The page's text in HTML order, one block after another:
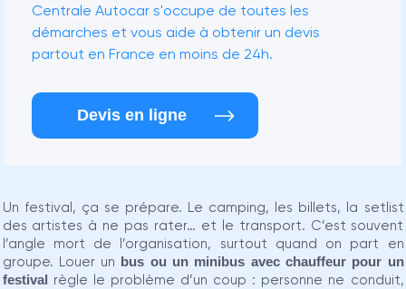
Centrale Autocar s'occupe de toutes les
démarches et vous aide à obtenir un devis
partout en France en moins de 24h.
Devis en ligne
Un festival, ça se prépare. Le camping, les billets, la setlist
des artistes à ne pas rater… et le transport. C’est souvent
l’angle mort de l’organisation, surtout quand on part en
groupe. Louer un bus ou un minibus avec chauffeur pour un
festival règle le problème d’un coup : personne ne conduit,